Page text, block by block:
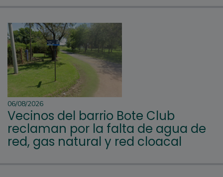
06/08/2026
Vecinos del barrio Bote Club
reclaman por la falta de agua de
red, gas natural y red cloacal